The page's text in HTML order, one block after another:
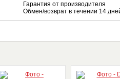
Гарантия от производителя
Обмен/возврат в течении 14